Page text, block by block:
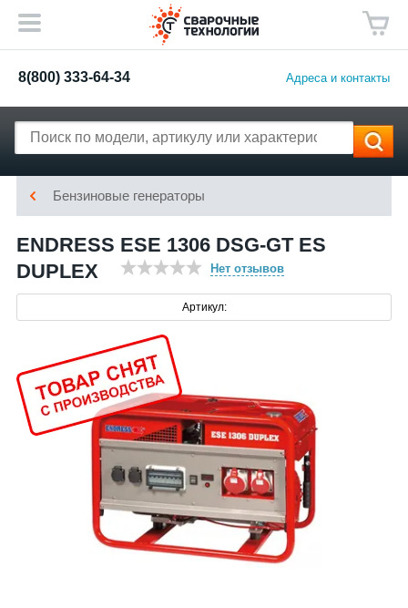
8(800) 333-64-34 Адреса и контакты
Бензиновые генераторы
ENDRESS ESE 1306 DSG-GT ES
DUPLEX
Нет отзывов
Артикул: